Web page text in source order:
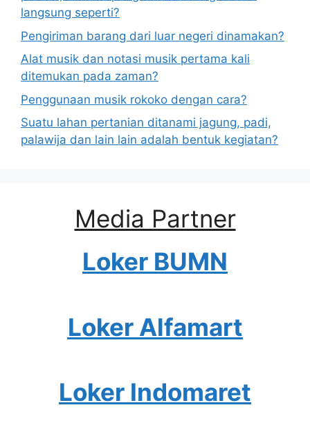
langsung seperti?
Pengiriman barang dari luar negeri dinamakan?
Alat musik dan notasi musik pertama kali
ditemukan pada zaman?
Penggunaan musik rokoko dengan cara?
Suatu lahan pertanian ditanami jagung, padi,
palawija dan lain lain adalah bentuk kegiatan?
Media Partner
Loker BUMN
Loker Alfamart
Loker Indomaret